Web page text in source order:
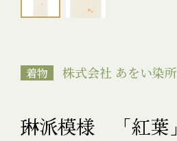
着物 株式会社 あをい染所
琳派模様 「紅葉」